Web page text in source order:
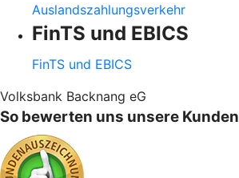
Auslandszahlungsverkehr
FinTS und EBICS
FinTS und EBICS
Volksbank Backnang eG
So bewerten uns unsere Kunden